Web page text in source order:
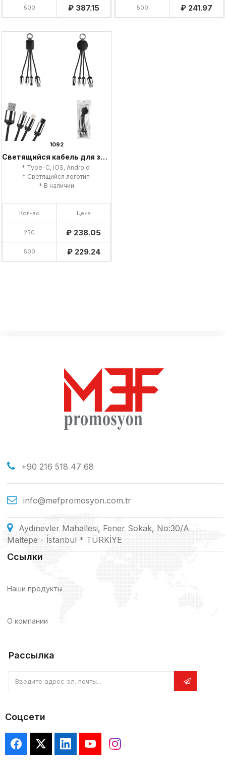
500 ₽ 387.15 500 ₽ 241.97
1092
Светящийся кабель для зарядки
* Type-C, iOS, Android
* Светящийся логотип
* В наличии
Кол-во Цена
250 ₽ 238.05
500 ₽ 229.24
+90 216 518 47 68
info@mefpromosyon.com.tr
Aydınevler Mahallesi, Fener Sokak, No:30/A
Maltepe - İstanbul * TÜRKİYE
Ссылки
Наши продукты
О компании
Рассылка
Соцсети